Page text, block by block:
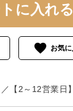
に入れる
favorite
【2～12営業日】